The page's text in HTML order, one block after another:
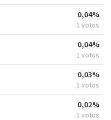
0,04%
1 votos
0,04%
1 votos
0,03%
1 votos
0,02%
1 votos